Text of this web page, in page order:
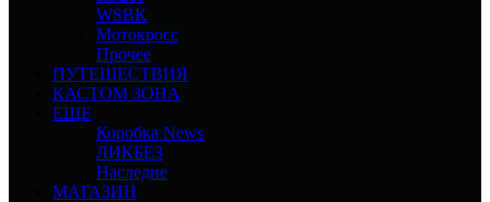
WSBK
Мотокросс
Прочее
ПУТЕШЕСТВИЯ
КАСТОМ ЗОНА
ЕЩЕ
Коробка News
ЛИКБЕЗ
Наследие
МАГАЗИН